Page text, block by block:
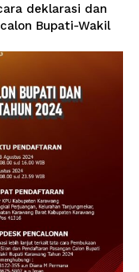
deklarasi dan
Bupati-Wakil